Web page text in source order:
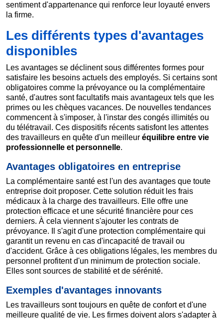
sentiment d'appartenance qui renforce leur loyauté envers
la firme.
Les différents types d'avantages
disponibles
Les avantages se déclinent sous différentes formes pour
satisfaire les besoins actuels des employés. Si certains sont
obligatoires comme la prévoyance ou la complémentaire
santé, d'autres sont facultatifs mais avantageux tels que les
primes ou les chèques vacances. De nouvelles tendances
commencent à s'imposer, à l'instar des congés illimités ou
du télétravail. Ces dispositifs récents satisfont les attentes
des travailleurs en quête d'un meilleur équilibre entre vie
professionnelle et personnelle.
Avantages obligatoires en entreprise
La complémentaire santé est l'un des avantages que toute
entreprise doit proposer. Cette solution réduit les frais
médicaux à la charge des travailleurs. Elle offre une
protection efficace et une sécurité financière pour ces
derniers. À cela viennent s'ajouter les contrats de
prévoyance. Il s'agit d'une protection complémentaire qui
garantit un revenu en cas d'incapacité de travail ou
d'accident. Grâce à ces obligations légales, les membres du
personnel profitent d'un minimum de protection sociale.
Elles sont sources de stabilité et de sérénité.
Exemples d'avantages innovants
Les travailleurs sont toujours en quête de confort et d'une
meilleure qualité de vie. Les firmes doivent alors s'adapter à